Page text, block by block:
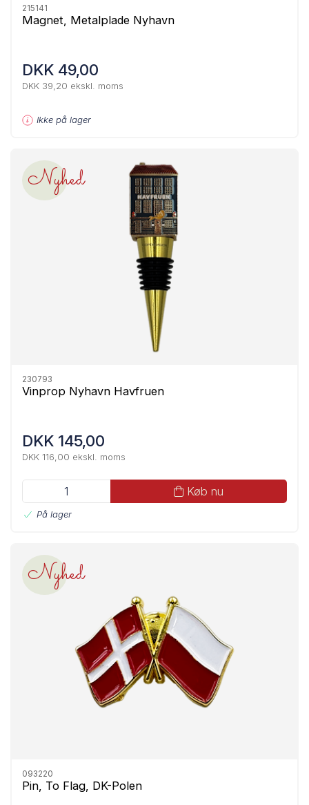
215141
Magnet, Metalplade Nyhavn
DKK 49,00
DKK 39,20 ekskl. moms
Ikke på lager
Nyhed
230793
Vinprop Nyhavn Havfruen
DKK 145,00
DKK 116,00 ekskl. moms
Køb nu
På lager
Nyhed
093220
Pin, To Flag, DK-Polen